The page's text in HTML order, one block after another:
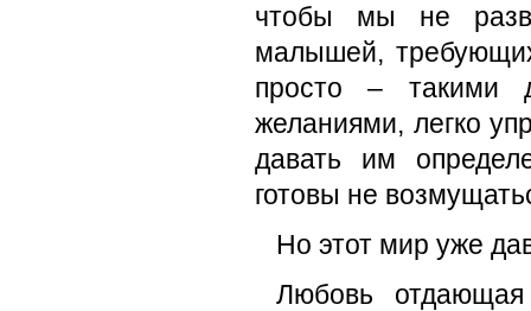
чтобы мы не
малышей,
просто – такими
желаниями, легко
давать им
готовы не
Но этот мир уже
Любовь